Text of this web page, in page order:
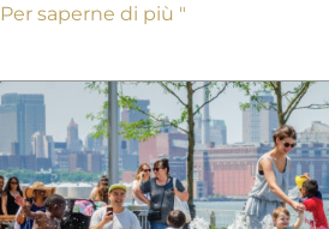
Per saperne di più "
La
battaglia
contro
il
calore
urbano